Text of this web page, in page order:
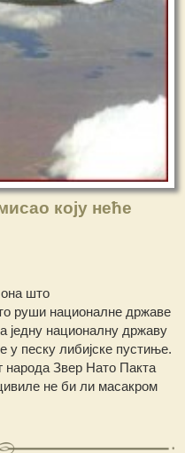
коју неће
она што
руши националне државе
једну националну државу
у песку либијске пустиње.
народа Звер Нато Пакта
не би ли масакром